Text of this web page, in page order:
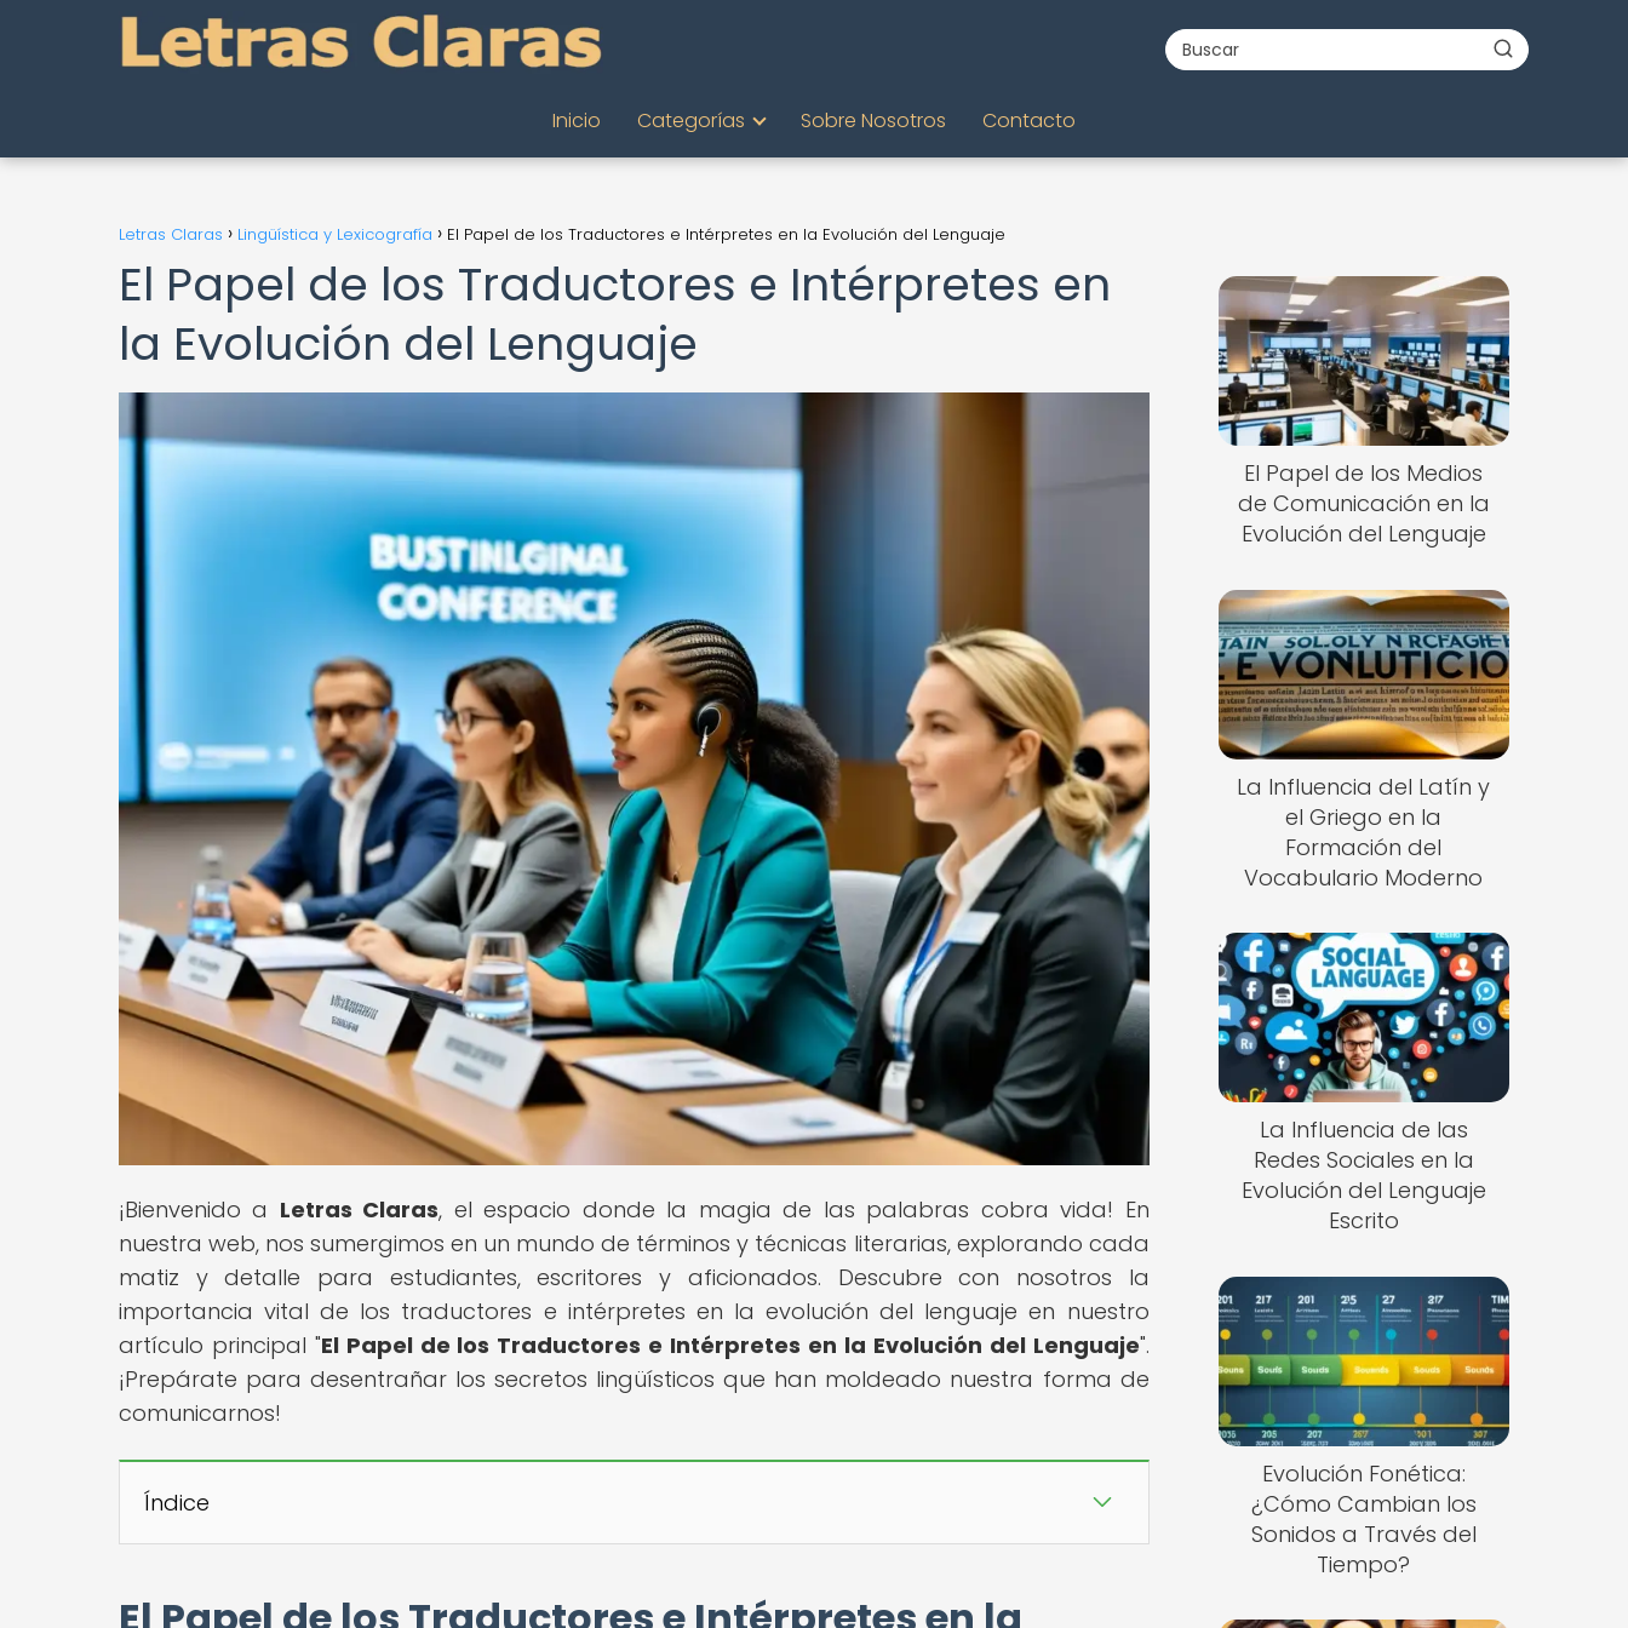
Inicio Categorías Sobre Nosotros Contacto
Letras Claras Lingüística y Lexicografía El Papel de los Traductores e Intérpretes en la Evolución del Lenguaje
El Papel de los Traductores e Intérpretes en
la Evolución del Lenguaje
¡Bienvenido a Letras Claras, el espacio donde la magia de las palabras cobra vida! En
nuestra web, nos sumergimos en un mundo de términos y técnicas literarias, explorando cada
matiz y detalle para estudiantes, escritores y aficionados. Descubre con nosotros la
importancia vital de los traductores e intérpretes en la evolución del lenguaje en nuestro
artículo principal "El Papel de los Traductores e Intérpretes en la Evolución del Lenguaje".
¡Prepárate para desentrañar los secretos lingüísticos que han moldeado nuestra forma de
comunicarnos!
Índice
El Papel de los Medios
de Comunicación en la
Evolución del Lenguaje
La Influencia del Latín y
el Griego en la
Formación del
Vocabulario Moderno
La Influencia de las
Redes Sociales en la
Evolución del Lenguaje
Escrito
Evolución Fonética:
¿Cómo Cambian los
Sonidos a Través del
Tiempo?